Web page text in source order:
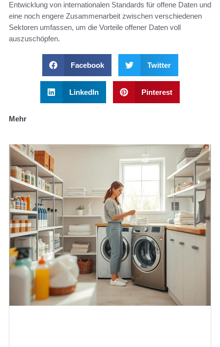
Entwicklung von internationalen Standards für offene Daten und
eine noch engere Zusammenarbeit zwischen verschiedenen
Sektoren umfassen, um die Vorteile offener Daten voll
auszuschöpfen.
Facebook Twitter
LinkedIn Pinterest
Mehr